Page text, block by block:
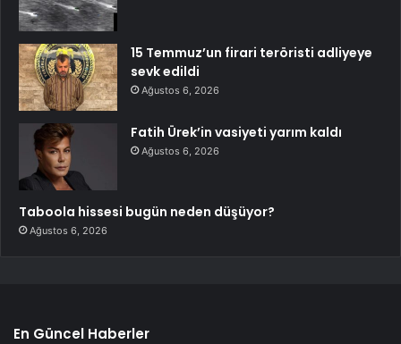
15 Temmuz’un firari teröristi adliyeye
sevk edildi
Ağustos 6, 2026
Fatih Ürek’in vasiyeti yarım kaldı
Ağustos 6, 2026
Taboola hissesi bugün neden düşüyor?
Ağustos 6, 2026
En Güncel Haberler